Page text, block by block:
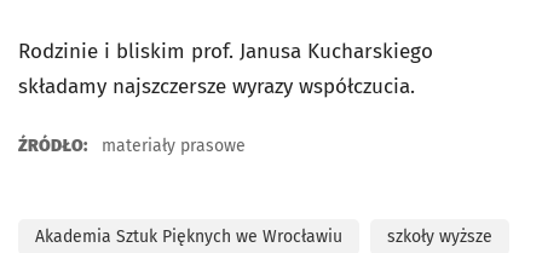
Rodzinie i bliskim prof. Janusa Kucharskiego
składamy najszczersze wyrazy współczucia.
ŹRÓDŁO: materiały prasowe
Akademia Sztuk Pięknych we Wrocławiu szkoły wyższe